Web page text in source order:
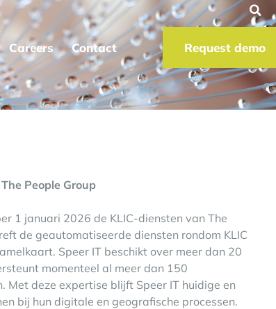
Careers Contact Request demo
People Group
1 januari 2026 de KLIC-diensten van The
de geautomatiseerde diensten rondom KLIC
Speer IT beschikt over meer dan 20
momenteel al meer dan 150
Met deze expertise blijft Speer IT huidige en
bij hun digitale en geografische processen.